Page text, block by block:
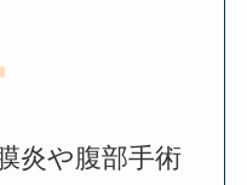
炎や腹部手術